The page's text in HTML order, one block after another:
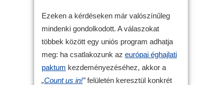
Ezeken a kérdéseken már valószínűleg
mindenki gondolkodott. A válaszokat
többek között egy uniós program adhatja
meg: ha csatlakozunk az európai éghajlati
paktum kezdeményezéséhez, akkor a
„Count us in!”felületén keresztül konkrét